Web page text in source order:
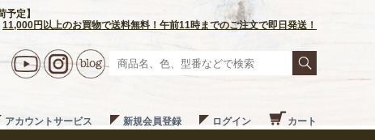
定】
11,000円以上のお買物で送料無料！午前11時までのご注文で即日発送！
アカウントサービス 新規会員登録 ログイン カート